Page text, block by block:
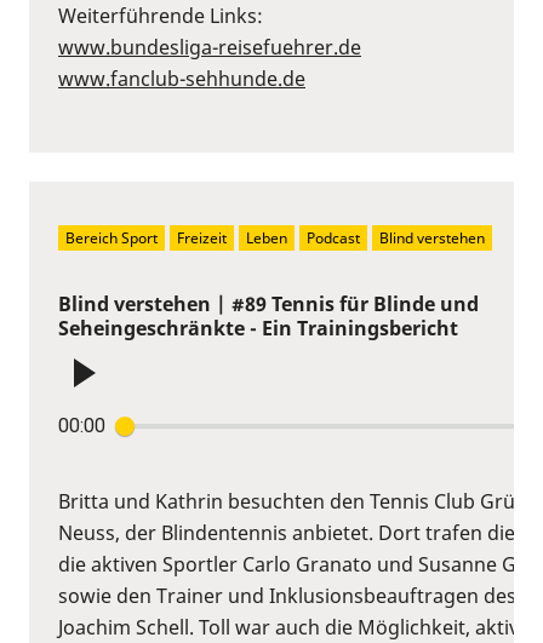
Weiterführende Links:
www.bundesliga-reisefuehrer.de
www.fanclub-sehhunde.de
Blind verstehen | #89 Tennis für Blinde und
Seheingeschränkte - Ein Trainingsbericht
00:00
Britta und Kathrin besuchten den Tennis Club Grün-
Neuss, der Blindentennis anbietet. Dort trafen die
die aktiven Sportler Carlo Granato und Susanne
sowie den Trainer und Inklusionsbeauftragen des
Joachim Schell. Toll war auch die Möglichkeit, aktiv
Bereich Sport Freizeit Leben Podcast Blind verstehen